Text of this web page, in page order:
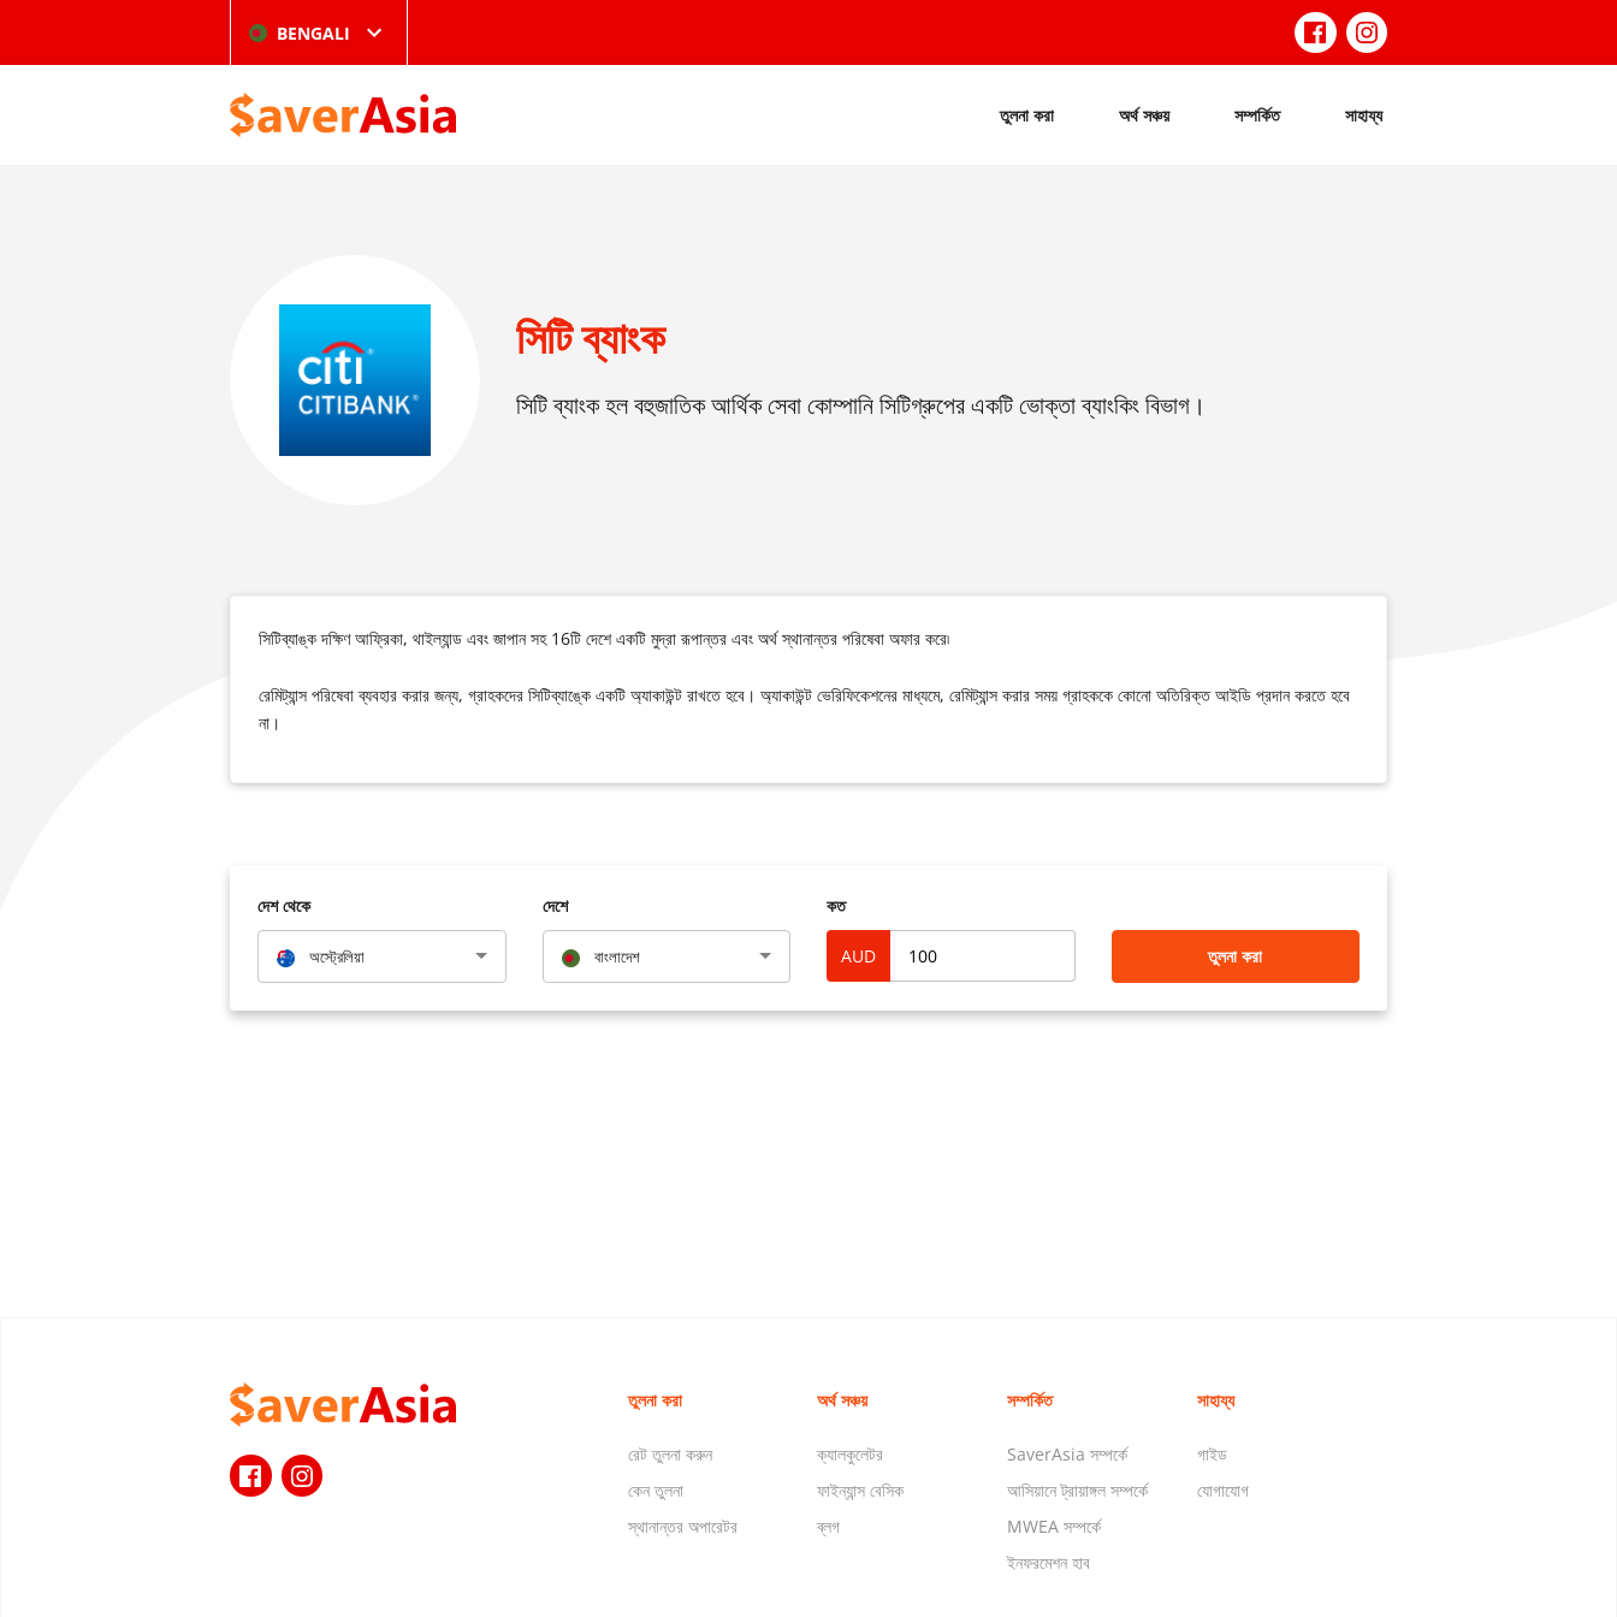
BENGALI
তুলনা করা অর্থ সঞ্চয় সম্পর্কিত সাহায্য
সিটি ব্যাংক
সিটি ব্যাংক হল বহুজাতিক আর্থিক সেবা কোম্পানি সিটিগ্রুপের একটি ভোক্তা ব্যাংকিং বিভাগ।
সিটিব্যাঙ্ক দক্ষিণ আফ্রিকা, থাইল্যান্ড এবং জাপান সহ 16টি দেশে একটি মুদ্রা রূপান্তর এবং অর্থ স্থানান্তর পরিষেবা অফার করে৷
রেমিট্যান্স পরিষেবা ব্যবহার করার জন্য, গ্রাহকদের সিটিব্যাঙ্কে একটি অ্যাকাউন্ট রাখতে হবে। অ্যাকাউন্ট ভেরিফিকেশনের মাধ্যমে, রেমিট্যান্স করার সময় গ্রাহককে কোনো অতিরিক্ত আইডি প্রদান করতে হবে
না।
দেশ থেকে
অস্ট্রেলিয়া
দেশে
বাংলাদেশ
কত
AUD তুলনা করা
তুলনা করা
রেট তুলনা করুন
কেন তুলনা
স্থানান্তর অপারেটর
অর্থ সঞ্চয়
ক্যালকুলেটর
ফাইন্যান্স বেসিক
ব্লগ
সম্পর্কিত
SaverAsia সম্পর্কে
আসিয়ানে ট্রায়াঙ্গল সম্পর্কে
MWEA সম্পর্কে
ইনফরমেশন হাব
সাহায্য
গাইড
যোগাযোগ